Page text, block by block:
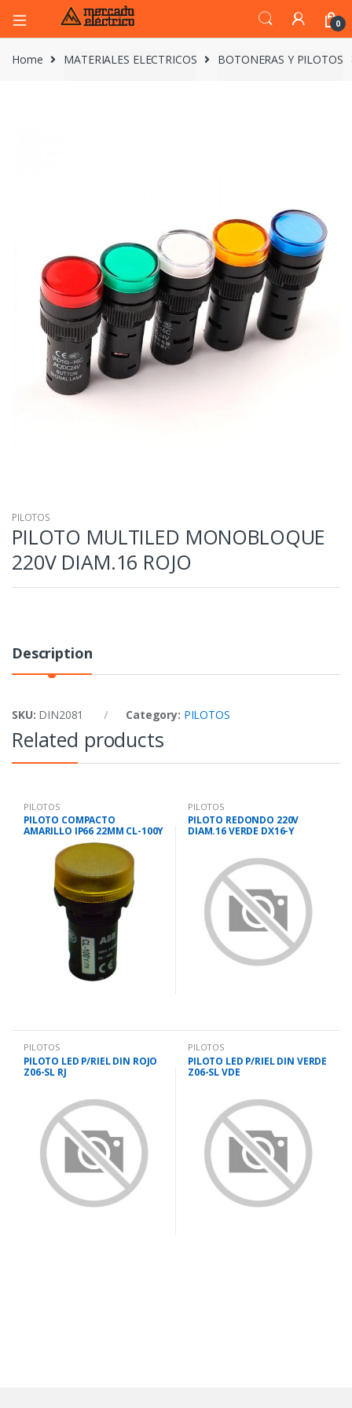
0
Home MATERIALES ELECTRICOS BOTONERAS Y PILOTOS
PILOTOS
PILOTO MULTILED MONOBLOQUE
220V DIAM.16 ROJO
Description
SKU: DIN2081 Category: PILOTOS
Related products
PILOTOS
PILOTO COMPACTO
AMARILLO IP66 22MM CL-100Y
PILOTOS
PILOTO REDONDO 220V
DIAM.16 VERDE DX16-Y
PILOTOS
PILOTO LED P/RIEL DIN ROJO
Z06-SL RJ
PILOTOS
PILOTO LED P/RIEL DIN VERDE
Z06-SL VDE